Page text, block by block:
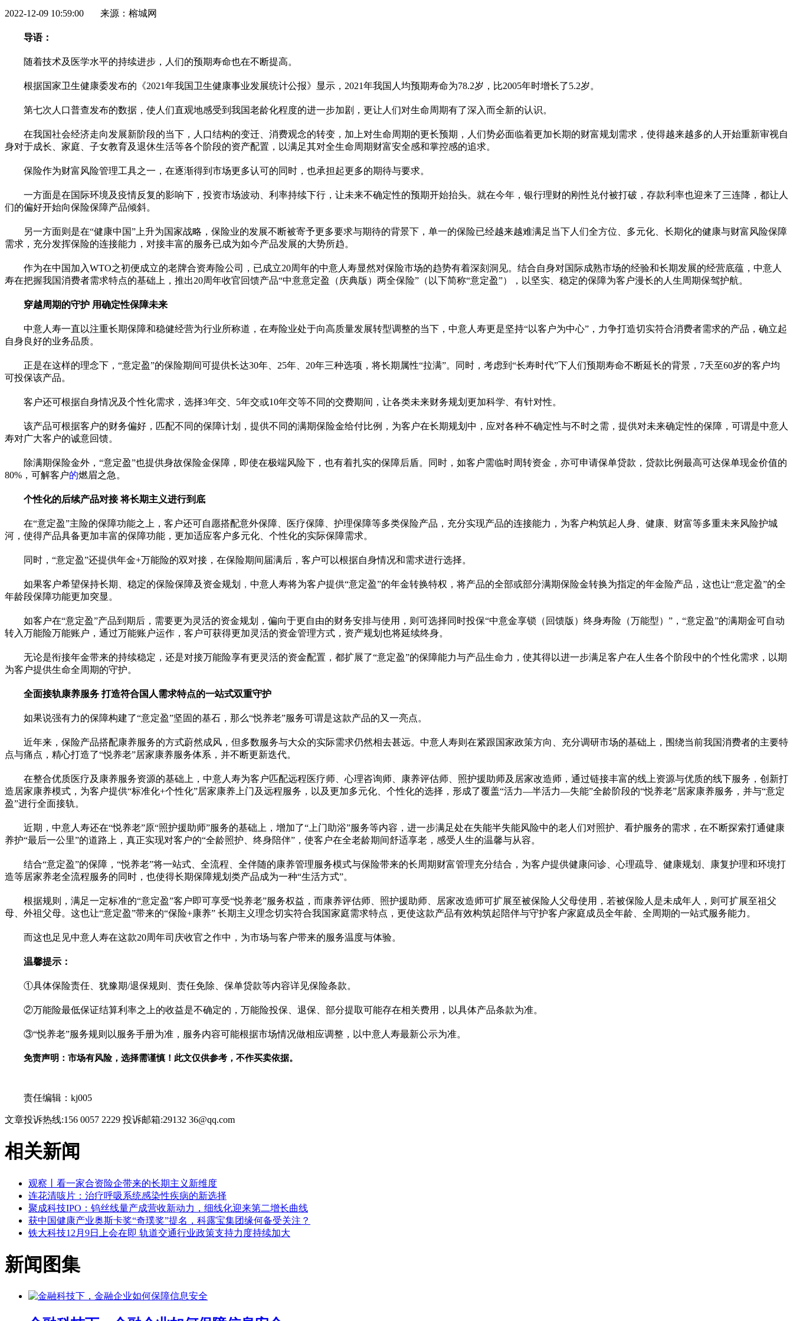
2022-12-09 10:59:00 来源：榕城网
导语：
随着技术及医学水平的持续进步，人们的预期寿命也在不断提高。
根据国家卫生健康委发布的《2021年我国卫生健康事业发展统计公报》显示，2021年我国人均预期寿命为78.2岁，比2005年时增长了5.2岁。
第七次人口普查发布的数据，使人们直观地感受到我国老龄化程度的进一步加剧，更让人们对生命周期有了深入而全新的认识。
在我国社会经济走向发展新阶段的当下，人口结构的变迁、消费观念的转变，加上对生命周期的更长预期，人们势必面临着更加长期的财富规划需求，使得越来越多的人开始重新审视自
身对于成长、家庭、子女教育及退休生活等各个阶段的资产配置，以满足其对全生命周期财富安全感和掌控感的追求。
保险作为财富风险管理工具之一，在逐渐得到市场更多认可的同时，也承担起更多的期待与要求。
一方面是在国际环境及疫情反复的影响下， 投资市场波动、利率持续下行 ，让未来不确定性的预期开始抬头。就在今年，银行理财的刚性 兑付被打破，存款利率也迎来了三连降，都让人
们的偏好开始向保险保障产品倾斜。
另一方面则是在“健康中国”上升为国家战略，保险业的发展不断被寄予更多要求与期待的背景下，单一的保险已经越来越难满足当下人们全方位、多元化、长期化的健康与财富风险保障
需求，充分发挥保险的连接能力，对接丰富的服务已成为如今产品发展的大势所趋。
作为在中国加入WTO之初便成立的老牌合资寿险公司，已成立20周年的中意人寿显然对保险市场的趋势有着深刻洞见。结合自身对国际成熟市场的经验和长期发展的经营底蕴，中意人
寿在把握我国消费者需求特点的基础上，推出20周年收官回馈产品“中意意定盈（庆典版）两全保险”（以下简称“意定盈”），以坚实、稳定的保障为客户漫长的人生周期保驾护航。
穿越周期的守护 用确定性保障未来
中意人寿一直以注重长期保障和稳健经营为行业所称道，在寿险业处于向高质量发展转型调整的当下，中意人寿更是坚持“以客户为中心”，力争打造切实符合消费者需求的产品，确立起
自身良好的业务品质。
正是在这样的理念下，“意定盈”的保险期间可提供长达30年、25年、20年三种选项，将长期属性“拉满”。同时，考虑到“长寿时代”下人们预期寿命不断延长的背景，7天至60岁的客户均
可投保该产品。
客户还可根据自身情况及个性化需求，选择3年交、5年交或10年交等不同的交费期间，让各类未来财务规划更加科学、有针对性。
该产品可根据客户的财务偏好，匹配不同的保障计划，提供不同的满期保险金给付比例，为客户在长期规划中，应对各种不确定性与不时之需，提供对未来确定性的保障，可谓是中意人
寿对广大客户的诚意回馈。
除满期保险金外，“意定盈”也提供身故保险金保障，即使在极端风险下，也有着扎实的保障后盾。同时，如客户需临时周转资金，亦可申请保单贷款，贷款比例最高可达保单现金价值的
80%，可解客户的燃眉之急。
个性化的后续产品对接 将长期主义进行到底
在“意定盈”主险的保障功能之上，客户还可自愿搭配意外保障、医疗保障、护理保障等多类保险产品，充分实现产品的连接能力，为客户构筑起人身、健康、财富等多重未来风险护城
河，使得产品具备更加丰富的保障功能，更加适应客户多元化、个性化的实际保障需求。
同时，“意定盈”还提供年金+万能险的双对接，在保险期间届满后，客户可以根据自身情况和需求进行选择。
如果客户希望保持长期、稳定的保险保障及资金规划 ， 中意人寿将为客户提供“意定盈”的年金转换特权，将产品的全部或部分满期保险金转换为指定的年金险产品，这也让“意定盈”的全
年龄段保障功能更加突显。
如客户在“意定盈”产品到期后，需要更为灵活的资金规划，偏向于更自由的财务安排与使用，则可选择同时投保“中意金享锁（回馈版）终身寿险（万能型）”，“意定盈”的满期金可自动
转入万能险万能账户，通过万能账户运作，客户可获得更加灵活的资金管理方式，资产规划也将延续终身。
无论是衔接年金带来的持续稳定，还是对接万能险享有更灵活的资金配置，都扩展了“意定盈”的保障能力与产品生命力，使其得以进一步满足客户在人生各个阶段中的个性化需求，以期
为客户提供生命全周期的守护。
全面接轨康养服务 打造符合国人需求特点的一站式双重守护
如果说强有力的保障构建了“意定盈”坚固的基石，那么“悦养老”服务可谓是这款产品的又一亮点。
近年来，保险产品搭配康养服务的方式蔚然成风，但多数服务与大众的实际需求仍然相去甚远。中意人寿则在紧跟国家政策方向、充分调研市场的基础上，围绕当前我国消费者的主要特
点与痛点，精心打造了“悦养老”居家康养服务体系，并不断更新迭代。
在整合优质医疗及康养服务资源的基础上，中意人寿为客户匹配远程医疗师、心理咨询师、康养评估师、照护援助师及居家改造师，通过链接丰富的线上资源与优质的线下服务，创新打
造居家康养模式，为客户提供“标准化+个性化”居家康养上门及远程服务，以及更加多元化、个性化的选择，形成了覆盖“活力—半活力—失能”全龄阶段的“悦养老”居家康养服务，并与“意定
盈”进行全面接轨。
近期，中意人寿还在“悦养老”原“照护援助师”服务的基础上，增加了“上门助浴”服务等内容，进一步满足处在失能半失能风险中的老人们对照护、看护服务的需求，在不断探索打通健康
养护“最后一公里”的道路上，真正实现对客户的“全龄照护、终身陪伴”，使客户在全老龄期间舒适享老，感受人生的温馨与从容。
结合“意定盈”的保障，“悦养老”将一站式、全流程、全伴随的康养管理服务模式与保险带来的长周期财富管理充分结合，为客户提供健康问诊、心理疏导、健康规划、康复护理和环境打
造等居家养老全流程服务的同时，也使得长期保障规划类产品成为一种“生活方式”。
根据规则，满足一定标准的“意定盈”客户即可享受“悦养老”服务权益，而康养评估师、照护援助师、居家改造师可扩展至被保险人父母使用，若被保险人是未成年人，则可扩展至祖父
母、外祖父母。这也让“意定盈”带来的“保险+康养” 长期主义理念切实符合我国家庭需求特点，更使这款产品有效构筑起陪伴与守护客户家庭成员全年龄、全周期的一站式服务能力。
而这也足见中意人寿在这款20周年司庆收官之作中，为市场与客户带来的服务温度与体验。
温馨提示：
①具体保险责任、犹豫期/退保规则、责任免除、保单贷款等内容详见保险条款。
②万能险最低保证结算利率之上的收益是不确定的，万能险投保、退保、部分提取可能存在相关费用，以具体产品条款为准。
③“悦养老”服务规则以服务手册为准，服务内容可能根据市场情况做相应调整，以中意人寿最新公示为准。
免责声明：市场有风险，选择需谨慎！此文仅供参考，不作买卖依据。
责任编辑：kj005
文章投诉热线:156 0057 2229 投诉邮箱:29132 36@qq.com
相关新闻
观察丨看一家合资险企带来的长期主义新维度
连花清咳片：治疗呼吸系统感染性疾病的新选择
聚成科技IPO：钨丝线量产成营收新动力，细线化迎来第二增长曲线
获中国健康产业奥斯卡奖“奇璞奖”提名，科露宝集团缘何备受关注？
铁大科技12月9日上会在即 轨道交通行业政策支持力度持续加大
新闻图集